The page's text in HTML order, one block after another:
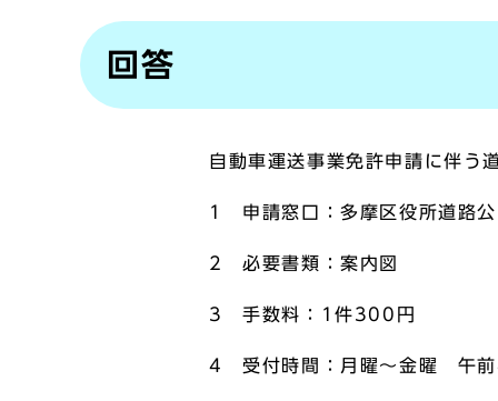
回答
自動車運送事業免許申請に伴う
1 申請窓口：多摩区役所道路公
2 必要書類：案内図
3 手数料：1件300円
4 受付時間：月曜～金曜 午